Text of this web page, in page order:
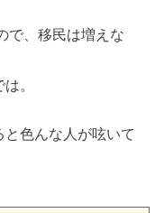
で、移民は増えな
。
色んな人が呟いて